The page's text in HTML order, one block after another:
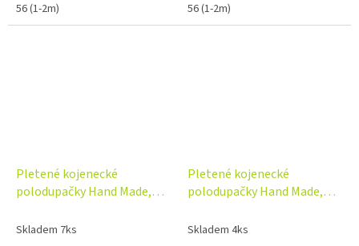
56 (1-2m)
56 (1-2m)
Pletené kojenecké
polodupačky Hand Made,
Skladem 7ks
Pletené kojenecké
polodupačky Hand Made,
Skladem 4ks